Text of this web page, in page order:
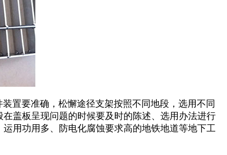
置要准确，松懈途径支架按照不同地段，选用不同
盖板呈现问题的时候要及时的陈述、选用办法进行
用功用多、防电化腐蚀要求高的地铁地道等地下工